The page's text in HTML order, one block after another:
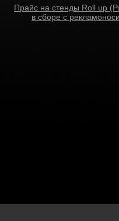
Прайс на стенды Roll up
в сборе с